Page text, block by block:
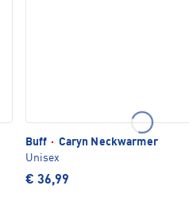
Buff · Caryn Neckwarmer
Unisex
€ 36,99